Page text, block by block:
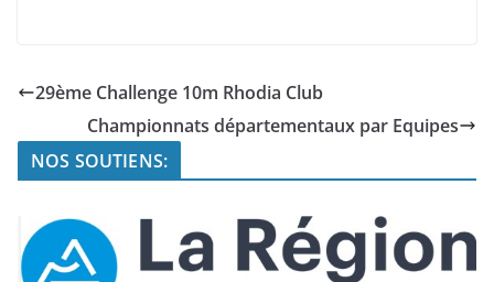
29ème Challenge 10m Rhodia Club
Championnats départementaux par Equipes
NOS SOUTIENS: